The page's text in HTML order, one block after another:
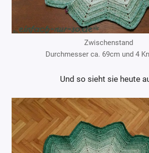
Zwischenstand
Durchmesser ca. 69cm und 4
Und so sieht sie heute